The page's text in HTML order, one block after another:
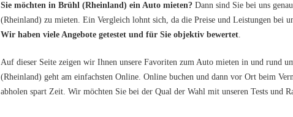
Sie möchten in Brühl (Rheinland) ein Auto mieten? Dann sind Sie bei uns
(Rheinland) zu mieten. Ein Vergleich lohnt sich, da die Preise und Leistungen bei
Wir haben viele Angebote getestet und für Sie objektiv bewertet.
Auf dieser Seite zeigen wir Ihnen unsere Favoriten zum Auto mieten in und rund
(Rheinland) geht am einfachsten Online. Online buchen und dann vor Ort beim
abholen spart Zeit. Wir möchten Sie bei der Qual der Wahl mit unseren Tests und